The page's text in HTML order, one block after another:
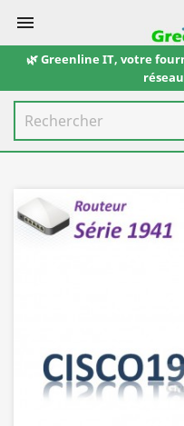

🌿 Greenline IT, votre